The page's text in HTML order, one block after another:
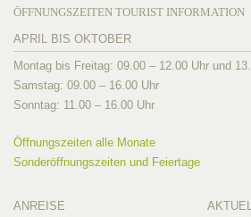
ÖFFNUNGSZEITEN TOURIST INFORMATION
APRIL BIS OKTOBER
Montag bis Freitag: 09.00 – 12.00 Uhr und
Samstag: 09.00 – 16.00 Uhr
Sonntag: 11.00 – 16.00 Uhr
Öffnungszeiten alle Monate
Sonderöffnungszeiten und Feiertage
ANREISE